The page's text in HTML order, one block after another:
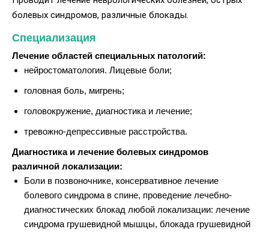
болевых синдромов, различные блокады.
Специализация
Лечение областей специальных патологий:
нейростоматология. Лицевые боли;
головная боль, мигрень;
головокружение, диагностика и лечение;
тревожно-депрессивные расстройства.
Диагностика и лечение болевых синдромов
различной локализации:
Боли в позвоночнике, консервативное лечение
болевого синдрома в спине, проведение лечебно-
диагностических блокад любой локализации: лечение
синдрома грушевидной мышцы, блокада грушевидной